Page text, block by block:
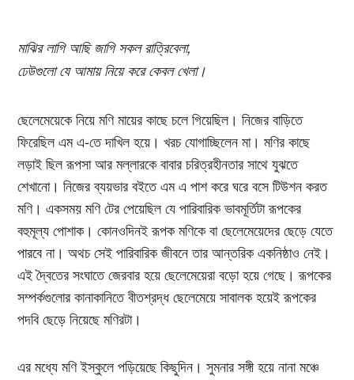
মাঝির লাগি আছি জাগি সকল রাত্রিবেলা,
ঢেউগুলো যে আমায় নিয়ে করে কেবল খেলা।
ছেলেমেয়েকে নিয়ে মণি মায়ের কাছে চলে গিয়েছিল। নিজের বাড়িতে
ফিরেছিল এম এ-তে দাখিল হয়ে। খরচ যোগাচ্ছিলেন মা। মণির কাছে
লড়াই ছিল রূপসা আর মল্লারকে বাবার চরিত্রহীনতার সাথে যুঝতে
শেখানো। নিজের ব্যয়ভার বইতে এম এ পাশ করে ঘরে বসে টিউশন করত
মণি। একসময় মণি টের পেয়েছিল যে পারিবারিক ভাবমূর্তিটা রূপকের
বহুমূল্য পোশাক। কোনওদিনই রূপক মণিকে বা ছেলেমেয়েদের ছেড়ে যেতে
পারবে না। অথচ সেই পারিবারিক জীবনে তার আন্তরিক একনিষ্ঠাও নেই।
এই দ্বৈতের সংঘাতে জেরবার হয়ে ছেলেমেয়েরা বড়ো হয়ে গেছে। রূপকের
সম্পর্কগুলোর কানাকানিতে বীতশ্রদ্ধ ছেলেমেয়ে সাবালক হয়েই রূপকের
পদবি ছেড়ে নিয়েছে মণিরটা।
এর মধ্যে মণি ইস্কুলে পড়িয়েছে কিছুদিন। সুমনার সঙ্গী হয়ে নানা মঞ্চে